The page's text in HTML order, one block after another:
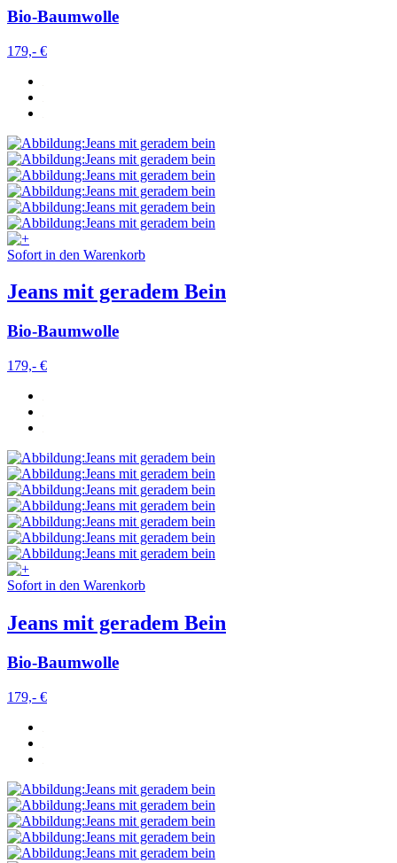
Bio-Baumwolle
179,- €
Sofort in den Warenkorb
Jeans mit geradem Bein
Bio-Baumwolle
179,- €
Sofort in den Warenkorb
Jeans mit geradem Bein
Bio-Baumwolle
179,- €